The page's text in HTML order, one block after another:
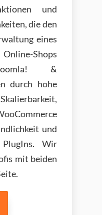
und
die den
eines
Shops
&
durch hohe
und
Wir
mit beiden